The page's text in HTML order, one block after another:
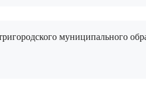
муниципального